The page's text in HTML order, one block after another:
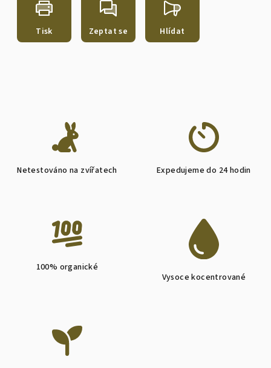
Tisk Zeptat se Hlídat
Netestováno na zvířatech Expedujeme do 24 hodin
100% organické
Vysoce kocentrované